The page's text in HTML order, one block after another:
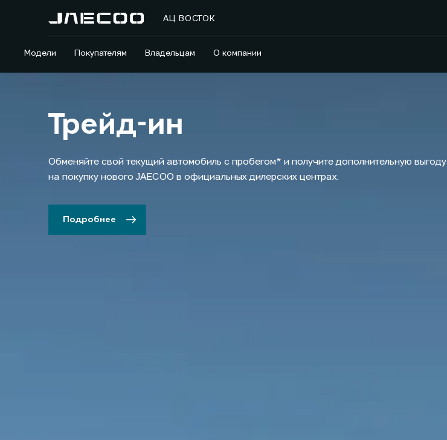
АЦ ВОСТОК
Модели Покупателям Владельцам О компании
Трейд-ин
Обменяйте свой текущий автомобиль с пробегом* и получите дополнительную выгоду
на покупку нового JAECOO в официальных дилерских центрах.
Подробнее